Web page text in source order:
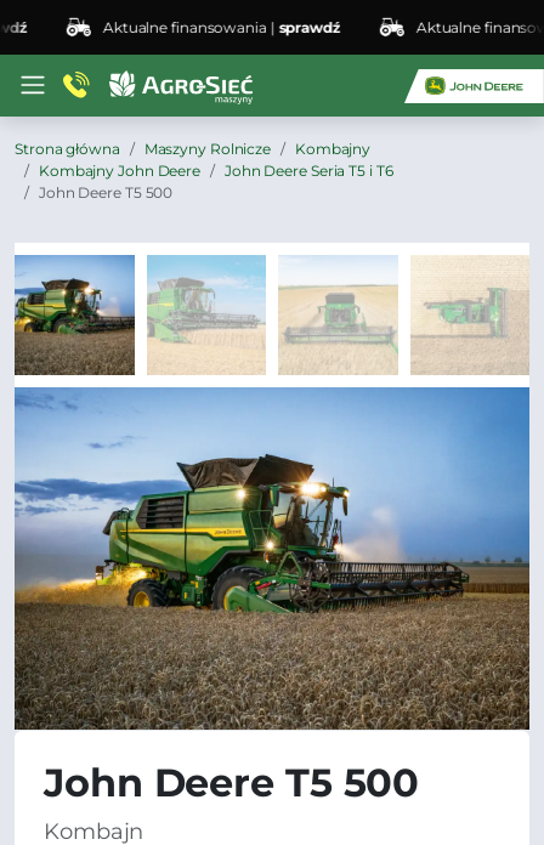
Aktualne finansowania |sprawdź Aktualne
Strona główna Maszyny Rolnicze
Kombajny
Kombajny John Deere
John Deere Seria T5 i T6
John Deere T5 500
John Deere T5 500
Kombajn